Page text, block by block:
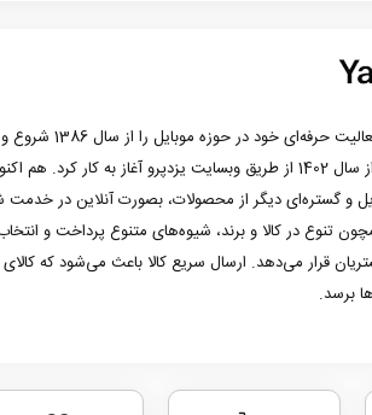
گروه موبایل مرکزی
خدمات آنلاین این گروه از سال 1402 از طریق وبسایت یزدپرو آغاز
و گستره‌ای دیگر از محصولات، بصورت آنلاین در خدمت
تنوع در کالا و برند، شیوه‌های متنوع پرداخت و
قرار می‌دهد. ارسال سریع کالا باعث می‌شود که
برسد.